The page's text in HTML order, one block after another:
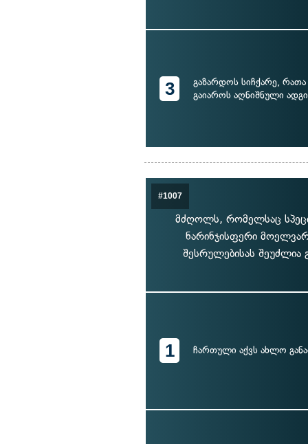
3
გაზარდოს სიჩქარე,
გაიაროს აღნიშნული
#1007
მძღოლს, რომელსაც
ნარინჯისფერი
შესრულებისას შეუძლია
1 ჩართული აქვს ახლო